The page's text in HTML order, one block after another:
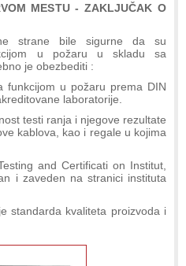
MESTU - ZAKLJUČAK O
strane bile sigurne da su
u požaru u skladu sa
je obezbediti :
funkcijom u požaru prema DIN
laboratorije.
testi ranja i njegove rezultate
kablova, kao i regale u kojima
and Certificati on Institut,
i zaveden na stranici instituta
standarda kvaliteta proizvoda i